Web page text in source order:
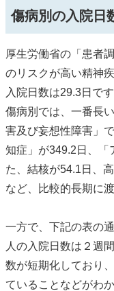
傷病別の入院日
厚生労働省の「患者
のリスクが高い精神
入院日数は29.3日です
傷病別では、一番長
害及び妄想性障害」
知症」が349.2日、「
た、結核が54.1日、
など、比較的長期に
一方で、下記の表の
人の入院日数は２週
数が短期化しており
ていることなどがわか